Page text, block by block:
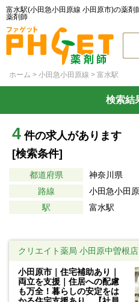
富水駅(小田急小田原線 小田原市)の薬剤
薬剤師
ホーム 小田急小田原線 富水駅
検索結
4 件の求人があります
[検索条件]
都道府県
神奈川県
路線
小田急小田
駅
富水駅
クリエイト薬局 小田原中曽根店
小田原市｜住宅補助あり｜
両立を支援｜住居への配慮
も万全！暮らしの安定をは